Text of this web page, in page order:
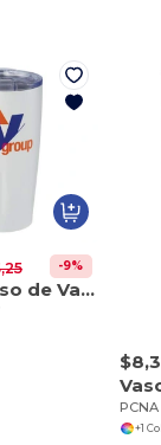
-9%
Adrian Vaso de Vacío 20oz
PCNA
+1